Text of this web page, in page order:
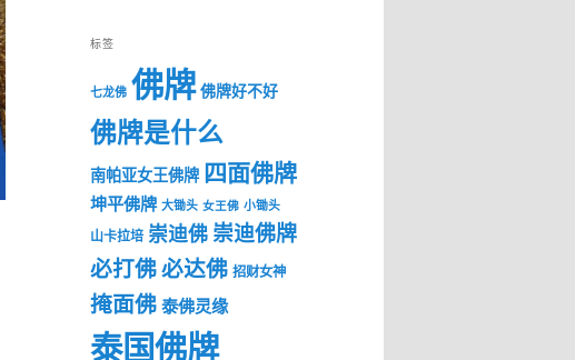
标签
七龙佛 佛牌 佛牌好不好
佛牌是什么
南帕亚女王佛牌 四面佛牌
坤平佛牌 大锄头 女王佛 小锄头
山卡拉培 崇迪佛崇迪佛牌
必打佛必达佛 招财女神
掩面佛泰佛灵缘
泰国佛牌